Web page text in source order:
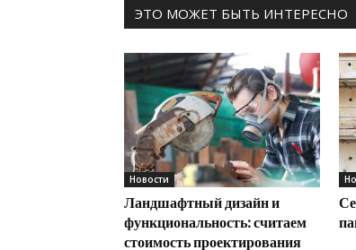
ЭТО МОЖЕТ БЫТЬ ИНТЕРЕСНО
Новости
Ландшафтный дизайн и
функциональность: считаем
стоимость проектирования